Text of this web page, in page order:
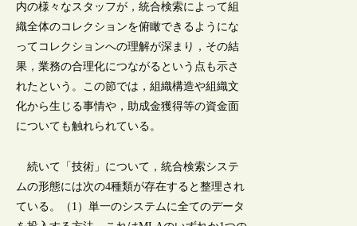
内の様々なスタッフが，統合検索によって組
織全体のコレクションを俯瞰できるようにな
ってコレクションへの理解が深まり，その結
果，業務の合理化につながるという点も示さ
れたという。この節では，組織構造や組織文
化から生じる事情や，助成金獲得等の資金面
についても触れられている。
続いて「技術」について，統合検索システ
ムの形態には次の4種類が存在すると整理され
ている。（1）単一のシステムに全てのデータ